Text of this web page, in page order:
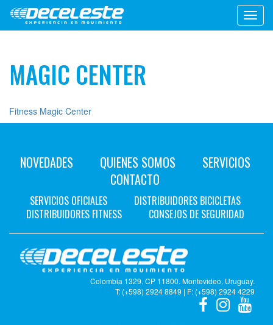
MAGIC CENTER
Fitness Magic Center
NOVEDADES QUIENES SOMOS
SERVICIOS
CONTACTO
SERVICIOS OFICIALES
DISTRIBUIDORES BICICLETAS
DISTRIBUIDORES FITNESS
CONSEJOS DE SEGURIDAD
Colombia 1329. CP 11800. Montevideo, Uruguay.
T: (+598) 2924 8849 | F: (+598) 2924 4229